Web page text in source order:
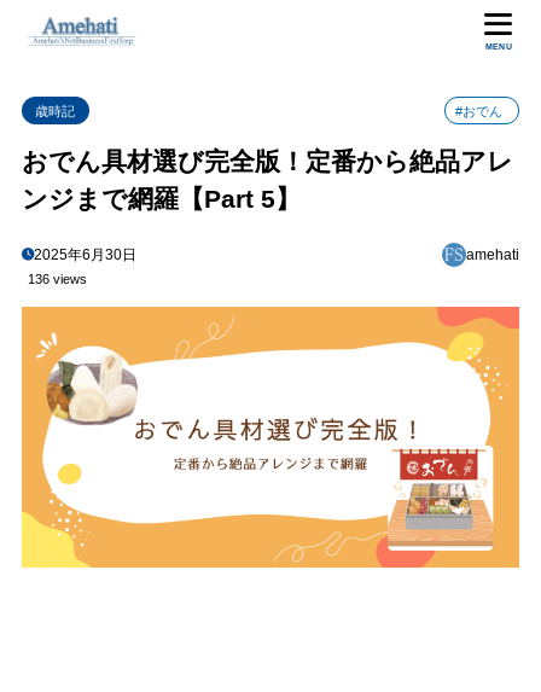
MENU
歳時記 #おでん
おでん具材選び完全版！定番から絶品アレ
ンジまで網羅【Part 5】
2025年6月30日 amehati
136 views
目次
1
1.1 出汁の基本：具材の味を引き出す黄金比
1.2 具材から出る旨味を活かすコツ
1.4